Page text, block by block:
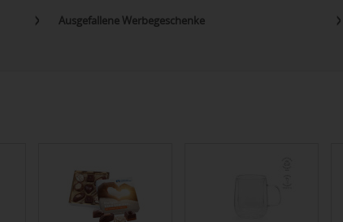
Ausgefallene Werbegeschenke